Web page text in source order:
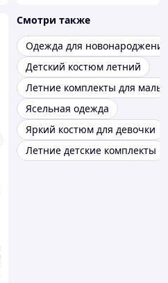
Смотри также
Одежда для новонароджених
Детский костюм летний
Летние комплекты для
Ясельная одежда
Яркий костюм для девочки
Летние детские комплекты